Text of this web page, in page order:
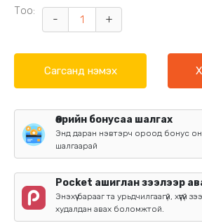
Тоо:
- +
Сагсанд нэмэх
Өөрийн бонусаа шалгах
Энд даран нэвтэрч ороод бонус
шалгаарай
Pocket ашиглан зээлээр
Энэхүү барааг та урьдчилгаагүй, хүүгүй
худалдан авах боломжтой.